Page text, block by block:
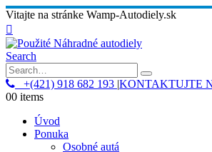
Vitajte na stránke Wamp-Autodiely.sk
Search
+(421) 918 682 193 |KONTAKTUJTE
00 items
Úvod
Ponuka
Osobné autá